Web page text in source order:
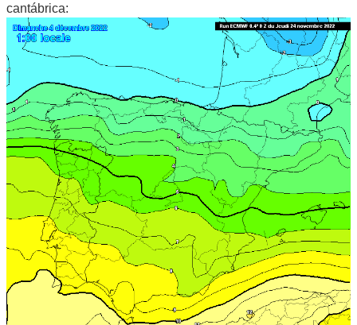
cantábrica: